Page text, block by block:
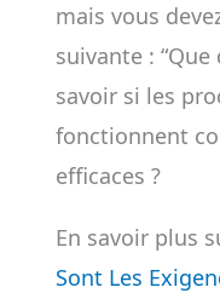
mais vous
suivante :
savoir si les
fonctionnent
efficaces ?
En savoir plus
Sont Les